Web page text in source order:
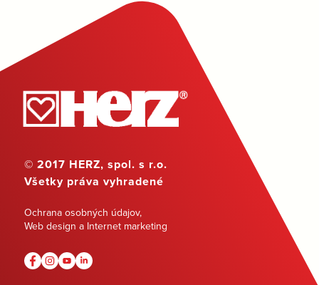
© 2017 HERZ, spol. s r.o.
Všetky práva vyhradené
Ochrana osobných údajov,
Web design a Internet marketing